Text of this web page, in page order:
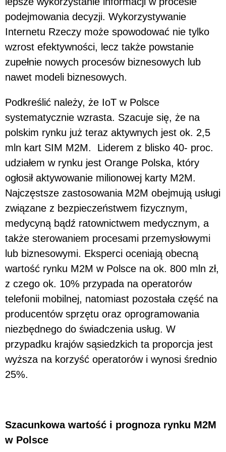
podejmowania decyzji. Wykorzystywanie
Internetu Rzeczy może spowodować nie tylko
wzrost efektywności, lecz także powstanie
zupełnie nowych procesów biznesowych lub
nawet modeli biznesowych.
Podkreślić należy, że IoT w Polsce
systematycznie wzrasta. Szacuje się, że na
polskim rynku już teraz aktywnych jest ok. 2,5
mln kart SIM M2M. Liderem z blisko 40- proc.
udziałem w rynku jest Orange Polska, który
ogłosił aktywowanie milionowej karty M2M.
Najczęstsze zastosowania M2M obejmują usługi
związane z bezpieczeństwem fizycznym,
medycyną bądź ratownictwem medycznym, a
także sterowaniem procesami przemysłowymi
lub biznesowymi. Eksperci oceniają obecną
wartość rynku M2M w Polsce na ok. 800 mln zł,
z czego ok. 10% przypada na operatorów
telefonii mobilnej, natomiast pozostała część na
producentów sprzętu oraz oprogramowania
niezbędnego do świadczenia usług. W
przypadku krajów sąsiedzkich ta proporcja jest
wyższa na korzyść operatorów i wynosi średnio
25%.
Szacunkowa wartość i prognoza rynku M2M
w Polsce